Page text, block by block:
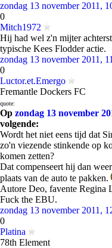
zondag 13 november 2011,
0
Mitch1972
Hij had wel z'n mijter
typische Kees Flodder actie.
zondag 13 november 2011,
0
Luctor.et.Emergo
Fremantle Dockers FC
quote:
Op zondag 13 november
volgende:
Wordt het niet eens tijd dat
zo'n viezende stinkende op
komen zetten?
Dat compenseert hij dan
plaats van de auto te pakken.
Autore Deo, favente Regina
Fuck the EBU.
zondag 13 november 2011,
0
Platina
78th Element